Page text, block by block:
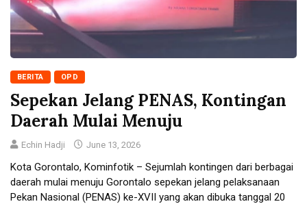
BERITA OPD
Sepekan Jelang PENAS, Kontingan
Daerah Mulai Menuju
Echin Hadji June 13, 2026
Kota Gorontalo, Kominfotik – Sejumlah kontingen dari berbagai
daerah mulai menuju Gorontalo sepekan jelang pelaksanaan
Pekan Nasional (PENAS) ke-XVII yang akan dibuka tanggal 20